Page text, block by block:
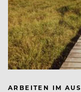
ARBEITEN IM